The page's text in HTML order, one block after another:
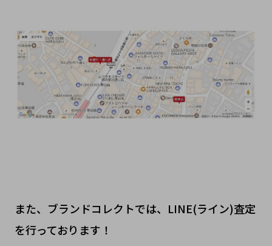
また、ブランドコレクトでは、LINE(ライン)査定
を行っております！